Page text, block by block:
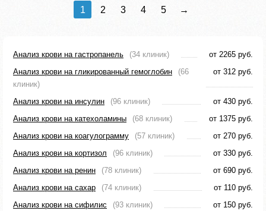
1 2 3 4 5 →
Анализ крови на гастропанель (34 клиник)
от 2265 руб.
Анализ крови на гликированный гемоглобин
(66
клиник)
от 312 руб.
Анализ крови на инсулин (96 клиник)
от 430 руб.
Анализ крови на катехоламины
(68 клиник)
от 1375 руб.
Анализ крови на коагулограмму
(57 клиник)
от 270 руб.
Анализ крови на кортизол
(96 клиник)
от 330 руб.
Анализ крови на ренин
(78 клиник)
от 690 руб.
Анализ крови на сахар
(74 клиник)
от 110 руб.
Анализ крови на сифилис
(93 клиник)
от 150 руб.